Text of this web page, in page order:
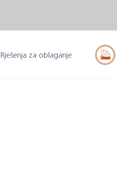
Rješenja za oblaganje